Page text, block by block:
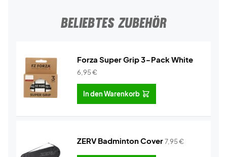
BELIEBTES ZUBEHÖR
Forza Super Grip 3-Pack White
6,95€
In den Warenkorb
ZERV Badminton Cover7,95€